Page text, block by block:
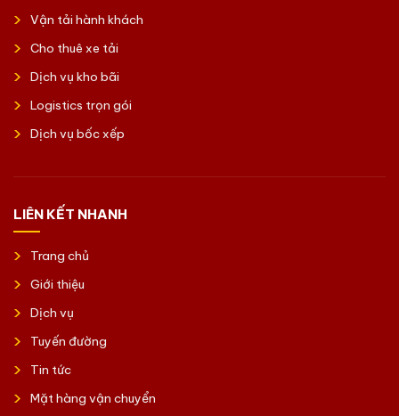
Vận tải hành khách
Cho thuê xe tải
Dịch vụ kho bãi
Logistics trọn gói
Dịch vụ bốc xếp
LIÊN KẾT NHANH
Trang chủ
Giới thiệu
Dịch vụ
Tuyến đường
Tin tức
Mặt hàng vận chuyển